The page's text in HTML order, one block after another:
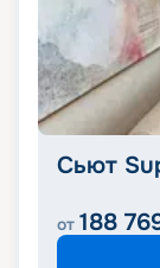
Сьют
от 188